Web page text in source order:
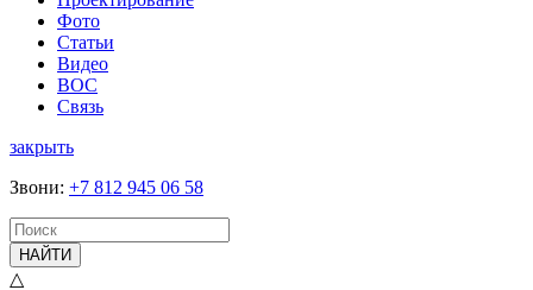
Фото
Статьи
Видео
ВОС
Связь
закрыть
Звони: +7 812 945 06 58
НАЙТИ
△